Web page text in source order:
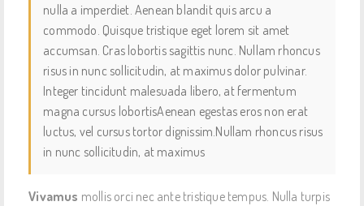
nulla a imperdiet. Aenean blandit quis arcu a
commodo. Quisque tristique eget lorem sit amet
accumsan. Cras lobortis sagittis nunc. Nullam rhoncus
risus in nunc sollicitudin, at maximus dolor pulvinar.
Integer tincidunt malesuada libero, at fermentum
magna cursus lobortisAenean egestas eros non erat
luctus, vel cursus tortor dignissim.Nullam rhoncus risus
in nunc sollicitudin, at maximus
Vivamus mollis orci nec ante tristique tempus. Nulla turpis